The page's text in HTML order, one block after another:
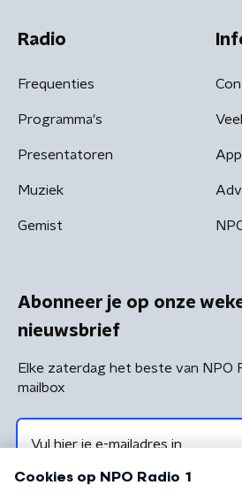
Radio
Frequenties
Programma's
Presentatoren
Muziek
Gemist
Abonneer je op onze
nieuwsbrief
Elke zaterdag het beste van NPO
mailbox